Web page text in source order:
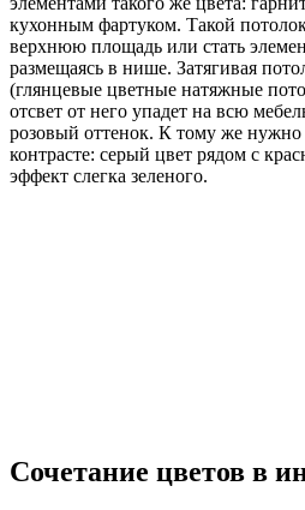
кухонным фартуком. Такой
верхнюю площадь или стать
размещаясь в нише. Затягивая
(глянцевые цветные натяжные
отсвет от него упадет на всю
розовый оттенок. К тому же
контрасте: серый цвет рядом с
эффект слегка зеленого.
Сочетание цветов в